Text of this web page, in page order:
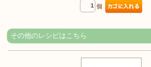
個
その他のレシピはこちら